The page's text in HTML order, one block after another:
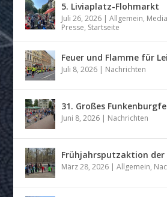
5. Liviaplatz-Flohmarkt
Juli 26, 2026 |Allgemein,
Presse, Startseite
Feuer und Flamme für
Juli 8, 2026 | Nachrichten
31. Großes
Juni 8, 2026 | Nachrichten
Frühjahrsputzaktion der
März 28, 2026 |Allgemein,